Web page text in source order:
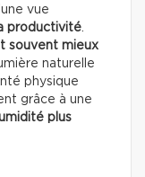
vue
productivité.
souvent mieux
naturelle
physique
grâce à une
plus